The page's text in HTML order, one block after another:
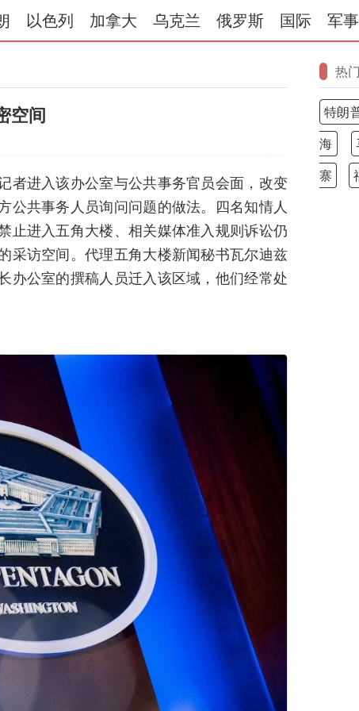
以色列 加拿大 乌克兰 俄罗斯 国际 军事
空间
者进入该办公室与公共事务官员会面，改变
公共事务人员询问问题的做法。四名知情人
止进入五角大楼、相关媒体准入规则诉讼仍
采访空间。代理五角大楼新闻秘书瓦尔迪兹
办公室的撰稿人员迁入该区域，他们经常处
热
特朗
海
寨